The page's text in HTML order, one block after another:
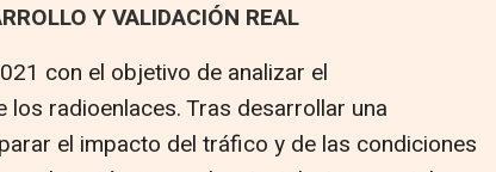
Y VALIDACIÓN REAL
con el objetivo de analizar el
los radioenlaces. Tras desarrollar una
el impacto del tráfico y de las condiciones